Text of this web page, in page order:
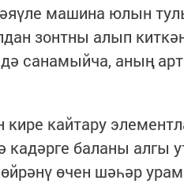
машина юлын
зонтны алып киткән
санамыйча, аның
кайтару
баланы алгы
өчен шәһәр